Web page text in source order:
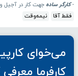
-کارگر سادهجهت کار در آجیل
فقط آقا
نیمه‌وقت
می‌خوای
کارفرما